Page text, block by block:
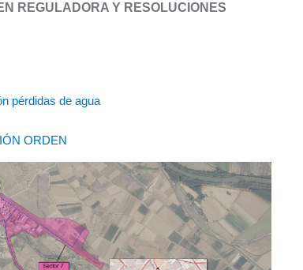
REGULADORA Y RESOLUCIONES
pérdidas de agua
ORDEN